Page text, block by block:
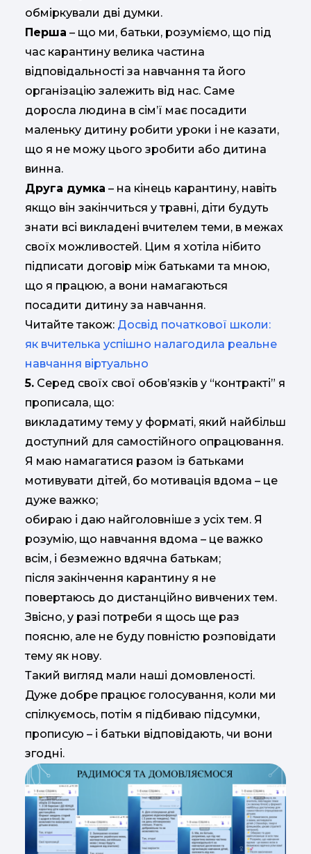
обміркували дві думки.
Перша – що ми, батьки, розуміємо, що під
час карантину велика частина
відповідальності за навчання та його
організацію залежить від нас. Саме
доросла людина в сім’ї має посадити
маленьку дитину робити уроки і не казати,
що я не можу цього зробити або дитина
винна.
Друга думка – на кінець карантину, навіть
якщо він закінчиться у травні, діти будуть
знати всі викладені вчителем теми, в межах
своїх можливостей. Цим я хотіла нібито
підписати договір між батьками та мною,
що я працюю, а вони намагаються
посадити дитину за навчання.
Читайте також: Досвід початкової школи:
як вчителька успішно налагодила реальне
навчання віртуально
5. Серед своїх свої обов’язків у “контракті” я
прописала, що:
викладатиму тему у форматі, який найбільш
доступний для самостійного опрацювання.
Я маю намагатися разом із батьками
мотивувати дітей, бо мотивація вдома – це
дуже важко;
обираю і даю найголовніше з усіх тем. Я
розумію, що навчання вдома – це важко
всім, і безмежно вдячна батькам;
після закінчення карантину я не
повертаюсь до дистанційно вивчених тем.
Звісно, у разі потреби я щось ще раз
поясню, але не буду повністю розповідати
тему як нову.
Такий вигляд мали наші домовленості.
Дуже добре працює голосування, коли ми
спілкуємось, потім я підбиваю підсумки,
прописую – і батьки відповідають, чи вони
згодні.